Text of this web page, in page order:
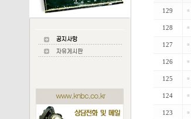
129 ■
128 ■
127 ■
126 ■
125 ■
124 ■
123 ■